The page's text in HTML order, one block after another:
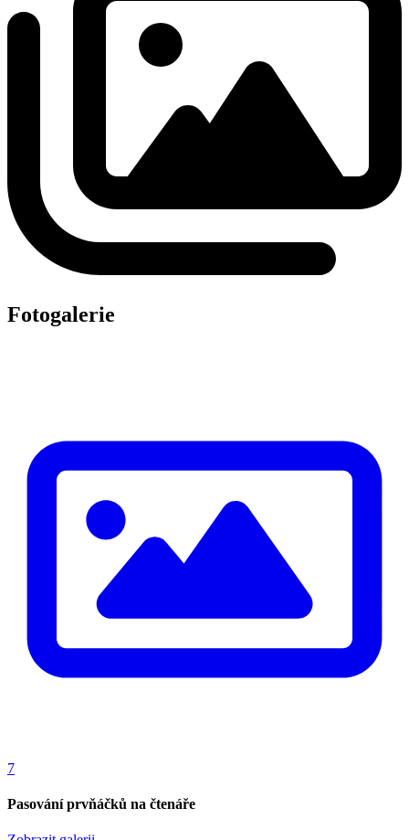
Fotogalerie
7
Pasování prvňáčků na čtenáře